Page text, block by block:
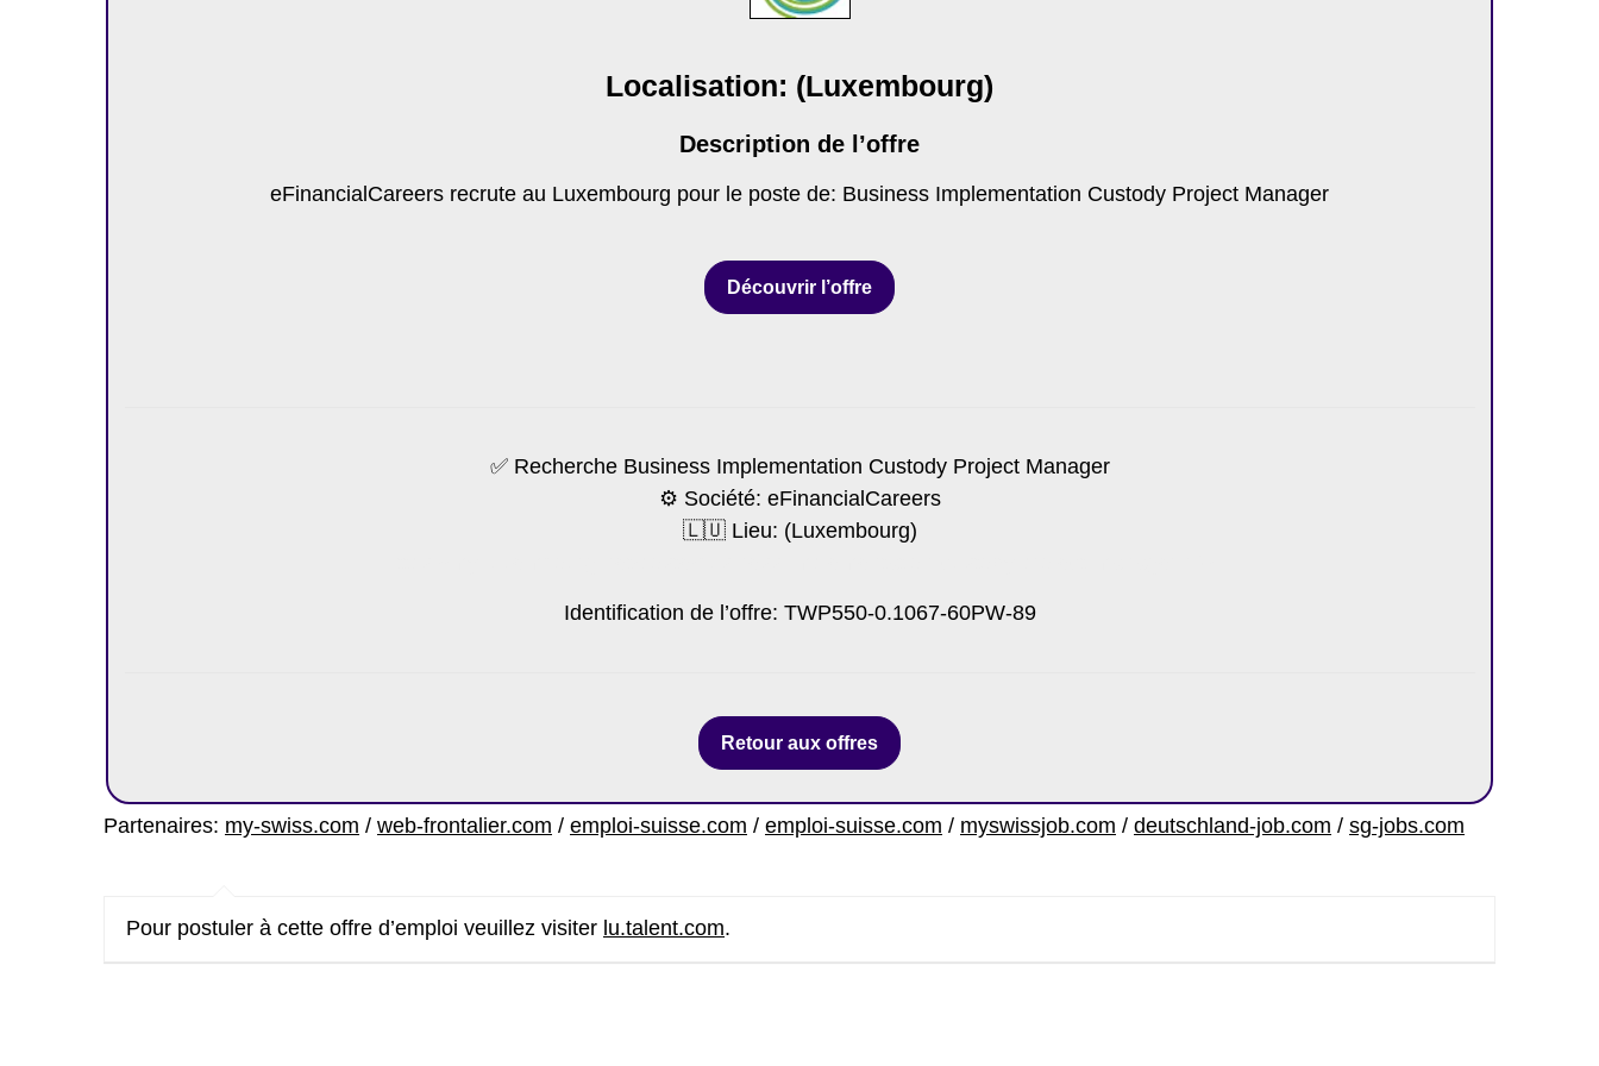
Localisation: (Luxembourg)
Description de l’offre
eFinancialCareers recrute au Luxembourg pour le poste de: Business Implementation Custody Project Manager
Découvrir l’offre
✅ Recherche Business Implementation Custody Project Manager
⚙️ Société: eFinancialCareers
🇱🇺 Lieu: (Luxembourg)
Identification de l’offre: TWP550-0.1067-60PW-89
Retour aux offres
Partenaires: my-swiss.com / web-frontalier.com / emploi-suisse.com / emploi-suisse.com / myswissjob.com / deutschland-job.com / sg-jobs.com
Pour postuler à cette offre d’emploi veuillez visiter lu.talent.com.